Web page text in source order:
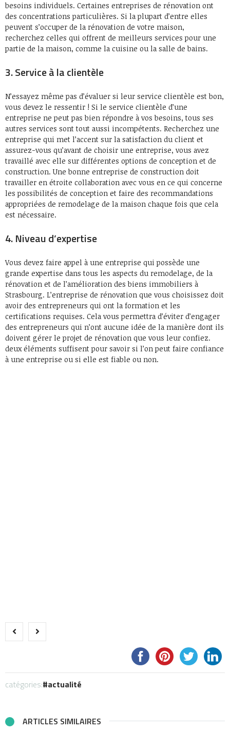
besoins individuels. Certaines entreprises de rénovation ont
des concentrations particulières. Si la plupart d’entre elles
peuvent s’occuper de la rénovation de votre maison,
recherchez celles qui offrent de meilleurs services pour une
partie de la maison, comme la cuisine ou la salle de bains.
3. Service à la clientèle
N’essayez même pas d’évaluer si leur service clientèle est bon,
vous devez le ressentir ! Si le service clientèle d’une
entreprise ne peut pas bien répondre à vos besoins, tous ses
autres services sont tout aussi incompétents. Recherchez une
entreprise qui met l’accent sur la satisfaction du client et
assurez-vous qu’avant de choisir une entreprise, vous avez
travaillé avec elle sur différentes options de conception et de
construction. Une bonne entreprise de construction doit
travailler en étroite collaboration avec vous en ce qui concerne
les possibilités de conception et faire des recommandations
appropriées de remodelage de la maison chaque fois que cela
est nécessaire.
4. Niveau d’expertise
Vous devez faire appel à une entreprise qui possède une
grande expertise dans tous les aspects du remodelage, de la
rénovation et de l’amélioration des biens immobiliers à
Strasbourg. L’entreprise de rénovation que vous choisissez doit
avoir des entrepreneurs qui ont la formation et les
certifications requises. Cela vous permettra d’éviter d’engager
des entrepreneurs qui n’ont aucune idée de la manière dont ils
doivent gérer le projet de rénovation que vous leur confiez.
deux éléments suffisent pour savoir si l’on peut faire confiance
à une entreprise ou si elle est fiable ou non.
catégories: actualité
ARTICLES SIMILAIRES